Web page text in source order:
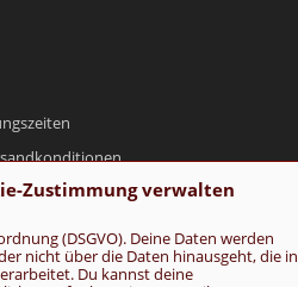
Zustimmung verwalten
(DSGVO). Deine Daten werden
nicht über die Daten hinausgeht, die in
Du kannst deine
AGB